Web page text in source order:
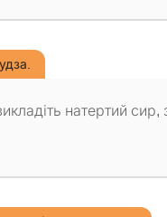
натертий сир,